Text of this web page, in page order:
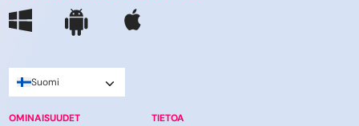
Suomi
OMINAISUUDET TIETOA